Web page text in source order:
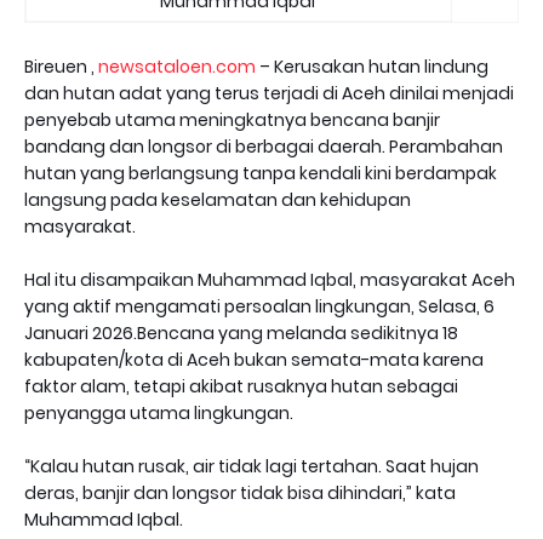
Bireuen , newsataloen.com – Kerusakan hutan lindung
dan hutan adat yang terus terjadi di Aceh dinilai menjadi
penyebab utama meningkatnya bencana banjir
bandang dan longsor di berbagai daerah. Perambahan
hutan yang berlangsung tanpa kendali kini berdampak
langsung pada keselamatan dan kehidupan
masyarakat.
Hal itu disampaikan Muhammad Iqbal, masyarakat Aceh
yang aktif mengamati persoalan lingkungan, Selasa, 6
Januari 2026.Bencana yang melanda sedikitnya 18
kabupaten/kota di Aceh bukan semata-mata karena
faktor alam, tetapi akibat rusaknya hutan sebagai
penyangga utama lingkungan.
“Kalau hutan rusak, air tidak lagi tertahan. Saat hujan
deras, banjir dan longsor tidak bisa dihindari,” kata
Muhammad Iqbal.